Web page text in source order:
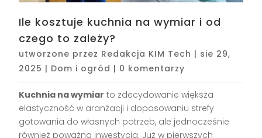
Ile kosztuje kuchnia na wymiar i od
czego to zależy?
utworzone przez Redakcja KIM Tech | sie 29,
2025 | Dom i ogród | 0 komentarzy
Kuchnia na wymiar to zdecydowanie większa
elastyczność w aranżacji i dopasowaniu strefy
gotowania do własnych potrzeb, ale jednocześnie
również poważna inwestycja. Już w pierwszych